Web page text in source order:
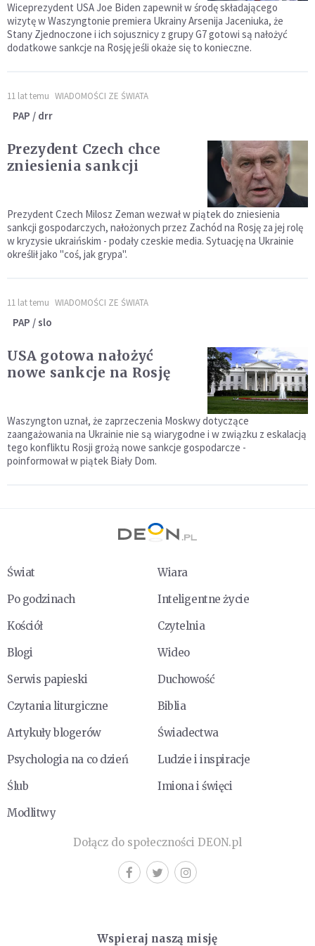
Wiceprezydent USA Joe Biden zapewnił w środę składającego
wizytę w Waszyngtonie premiera Ukrainy Arsenija Jaceniuka, że
Stany Zjednoczone i ich sojusznicy z grupy G7 gotowi są nałożyć
dodatkowe sankcje na Rosję jeśli okaże się to konieczne.
11 lat temu WIADOMOŚCI ZE ŚWIATA
PAP / drr
Prezydent Czech chce
zniesienia sankcji
Prezydent Czech Milosz Zeman wezwał w piątek do zniesienia
sankcji gospodarczych, nałożonych przez Zachód na Rosję za jej rolę
w kryzysie ukraińskim - podały czeskie media. Sytuację na Ukrainie
określił jako "coś, jak grypa".
11 lat temu WIADOMOŚCI ZE ŚWIATA
PAP / slo
USA gotowa nałożyć
nowe sankcje na Rosję
Waszyngton uznał, że zaprzeczenia Moskwy dotyczące
zaangażowania na Ukrainie nie są wiarygodne i w związku z eskalacją
tego konfliktu Rosji grożą nowe sankcje gospodarcze -
poinformował w piątek Biały Dom.
Świat
Wiara
Po godzinach
Inteligentne życie
Kościół
Czytelnia
Blogi
Wideo
Serwis papieski
Duchowość
Czytania liturgiczne
Biblia
Artykuły blogerów
Świadectwa
Psychologia na co dzień
Ludzie i inspiracje
Ślub
Imiona i święci
Modlitwy
Dołącz do społeczności DEON.pl
Wspieraj naszą misję